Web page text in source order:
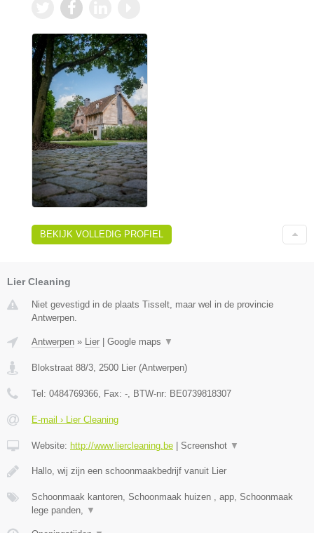
BEKIJK VOLLEDIG PROFIEL
Lier Cleaning
Niet gevestigd in de plaats Tisselt, maar wel in de provincie
Antwerpen.
Antwerpen » Lier Google maps ▼
Blokstraat 88/3 2500 Lier (Antwerpen)
Tel: 0484769366 , Fax: - , BTW-nr: BE0739818307
E-mail › Lier Cleaning
Website: http://www.liercleaning.be Screenshot ▼
Hallo, wij zijn een schoonmaakbedrijf vanuit Lier
Schoonmaak kantoren, Schoonmaak huizen , app, Schoonmaak
lege panden,
▼